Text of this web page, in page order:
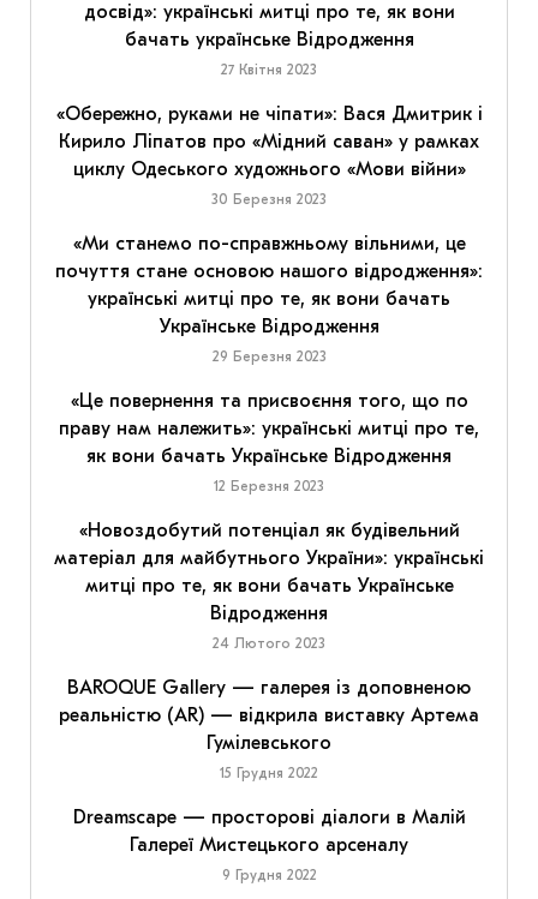
досвід»: українські митці про те, як вони
бачать українське Відродження
27 Квітня 2023
«Обережно, руками не чіпати»: Вася Дмитрик і
Кирило Ліпатов про «Мідний саван» у рамках
циклу Одеського художнього «Мови війни»
30 Березня 2023
«Ми станемо по-справжньому вільними, це
почуття стане основою нашого відродження»:
українські митці про те, як вони бачать
Українське Відродження
29 Березня 2023
«Це повернення та присвоєння того, що по
праву нам належить»: українські митці про те,
як вони бачать Українське Відродження
12 Березня 2023
«Новоздобутий потенціал як будівельний
матеріал для майбутнього України»: українські
митці про те, як вони бачать Українське
Відродження
24 Лютого 2023
BAROQUE Gallery — галерея із доповненою
реальністю (AR) — відкрила виставку Артема
Гумілевського
15 Грудня 2022
Dreamscape — просторові діалоги в Малій
Галереї Мистецького арсеналу
9 Грудня 2022